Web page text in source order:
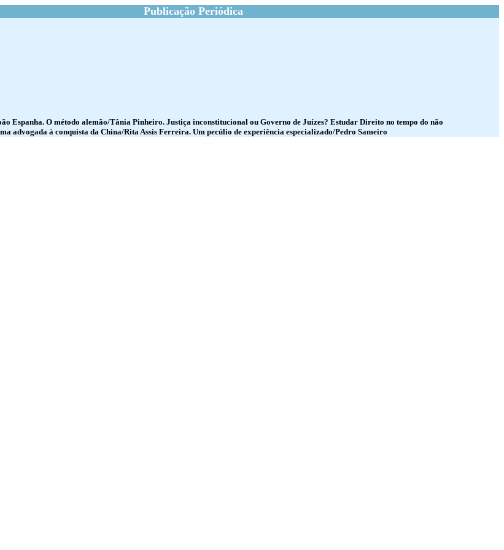
Publicação Periódica
Espanha. O método alemão/Tânia Pinheiro. Justiça inconstitucional ou Governo de Juízes? Estudar Direito no tempo do não
advogada à conquista da China/Rita Assis Ferreira. Um pecúlio de experiência especializado/Pedro Sameiro